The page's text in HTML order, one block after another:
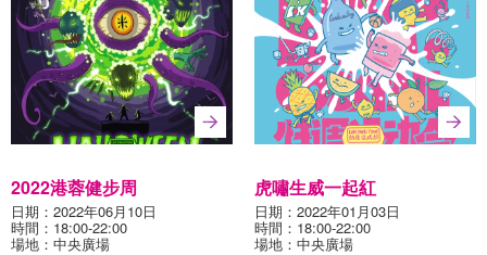
2022港蓉健步周
日期：2022年06月10日
時間：18:00-22:00
場地：中央廣場
虎嘯生威一起紅
日期：2022年01月03日
時間：18:00-22:00
場地：中央廣場